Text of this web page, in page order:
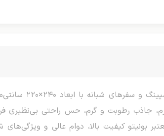
پتو شب‌نما برند
جاذب رطوبت و گرم، حس راحتی بی‌نظیری
بونیتو کیفیت بالا، دوام عالی و